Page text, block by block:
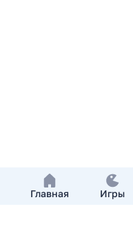
Главная Игры